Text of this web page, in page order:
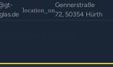
location_on
Gennerstraße
72, 50354 Hürth